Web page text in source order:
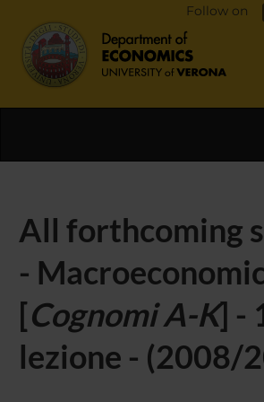
Follow on
All forthcoming
-
[Cognomi A-K] -
lezione - (2008/